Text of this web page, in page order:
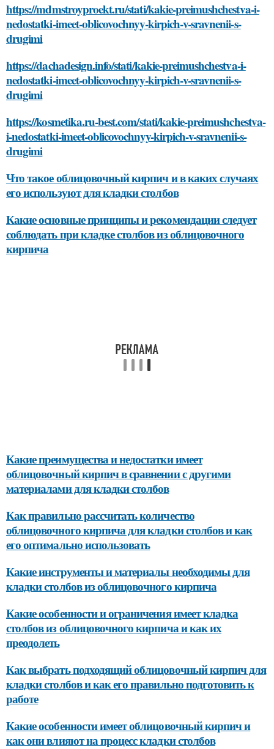
https://mdmstroyproekt.ru/stati/kakie-preimushchestva-i-
nedostatki-imeet-oblicovochnyy-kirpich-v-sravnenii-s-
drugimi
https://dachadesign.info/stati/kakie-preimushchestva-i-
nedostatki-imeet-oblicovochnyy-kirpich-v-sravnenii-s-
drugimi
https://kosmetika.ru-best.com/stati/kakie-preimushchestva-
i-nedostatki-imeet-oblicovochnyy-kirpich-v-sravnenii-s-
drugimi
Что такое облицовочный кирпич и в каких случаях
его используют для кладки столбов
Какие основные принципы и рекомендации следует
соблюдать при кладке столбов из облицовочного
кирпича
Какие преимущества и недостатки имеет
облицовочный кирпич в сравнении с другими
материалами для кладки столбов
Как правильно рассчитать количество
облицовочного кирпича для кладки столбов и как
его оптимально использовать
Какие инструменты и материалы необходимы для
кладки столбов из облицовочного кирпича
Какие особенности и ограничения имеет кладка
столбов из облицовочного кирпича и как их
преодолеть
Как выбрать подходящий облицовочный кирпич для
кладки столбов и как его правильно подготовить к
работе
Какие особенности имеет облицовочный кирпич и
как они влияют на процесс кладки столбов